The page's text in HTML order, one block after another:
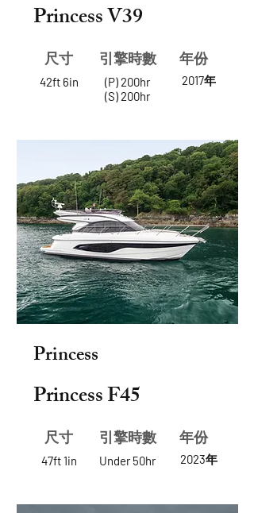
Princess V39
尺寸
42ft 6in
​引擎時數
(P) 200hr
(S) 200hr
年份
2017年
Princess
Princess F45
尺寸
47ft 1in
​引擎時數
Under 50hr
年份
2023年